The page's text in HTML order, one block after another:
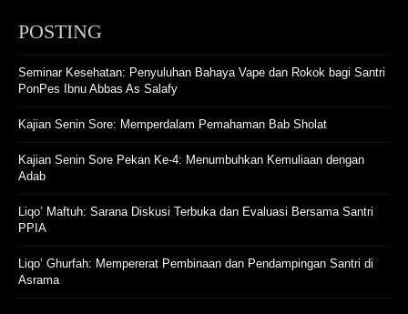
POSTING
Seminar Kesehatan: Penyuluhan Bahaya Vape dan Rokok bagi Santri
PonPes Ibnu Abbas As Salafy
Kajian Senin Sore: Memperdalam Pemahaman Bab Sholat
Kajian Senin Sore Pekan Ke-4: Menumbuhkan Kemuliaan dengan
Adab
Liqo’ Maftuh: Sarana Diskusi Terbuka dan Evaluasi Bersama Santri
PPIA
Liqo’ Ghurfah: Mempererat Pembinaan dan Pendampingan Santri di
Asrama